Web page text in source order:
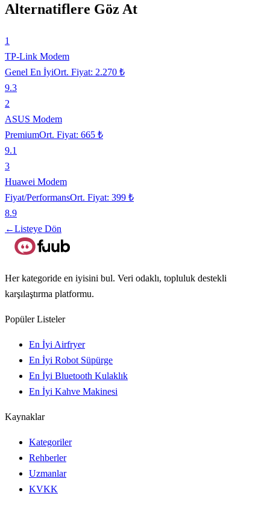
Alternatiflere Göz At
1
TP-Link Modem
Genel En İyiOrt. Fiyat: 2.270 ₺
9.3
2
ASUS Modem
PremiumOrt. Fiyat: 665 ₺
9.1
3
Huawei Modem
Fiyat/PerformansOrt. Fiyat: 399 ₺
8.9
←Listeye Dön
Her kategoride en iyisini bul. Veri odaklı, topluluk destekli
karşılaştırma platformu.
Popüler Listeler
En İyi Airfryer
En İyi Robot Süpürge
En İyi Bluetooth Kulaklık
En İyi Kahve Makinesi
Kaynaklar
Kategoriler
Rehberler
Uzmanlar
KVKK